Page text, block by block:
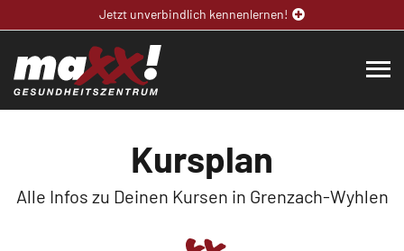
Jetzt unverbindlich kennenlernen!
Kursplan
Alle Infos zu Deinen Kursen in Grenzach-Wyhlen